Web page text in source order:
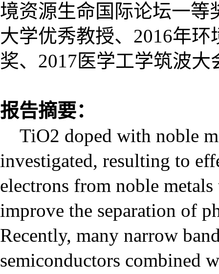
境资源生命国际论坛一等
大学优秀教授、2016年
奖、2017医学工学筑波
报告摘要：
TiO2 doped with noble
investigated, resulting to
electrons from noble
improve the separation of
Recently, many narrow
semiconductors combined